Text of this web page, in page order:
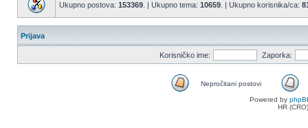
Ukupno postova: 153369 . | Ukupno tema: 10659 . | Ukupno korisnika/ca:
Prijava
Korisničko ime: Zaporka:
Nepročitani postovi
Powered by
HR